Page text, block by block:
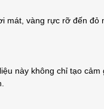
vàng rực rỡ đến
này không chỉ tạo